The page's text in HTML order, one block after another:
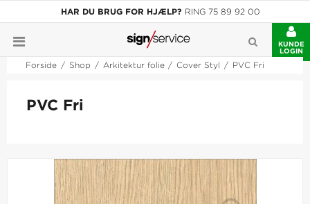
HAR DU BRUG FOR HJÆLP? RING 75 89 92 00
KUNDE
LOGIN
Forside / Shop / Arkitektur folie / Cover Styl / PVC Fri
PVC Fri